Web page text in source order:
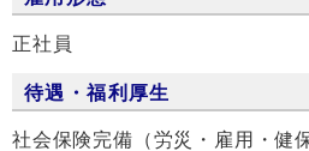
正社員
待遇・福利厚生
社会保険完備（労災・雇用・健